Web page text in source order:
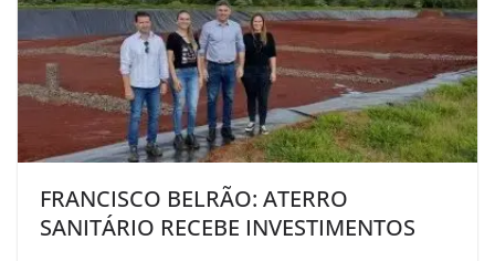
FRANCISCO BELRÃO: ATERRO
SANITÁRIO RECEBE INVESTIMENTOS